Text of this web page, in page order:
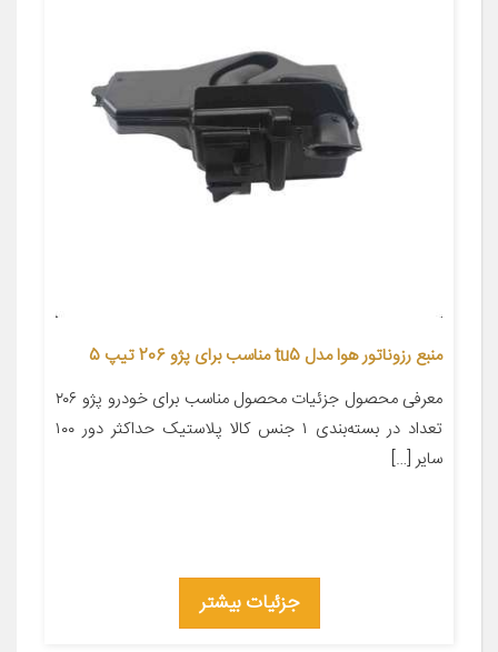
منبع رزوناتور هوا مدل tu5 مناسب برای پژو 206 تیپ 5
معرفی محصول جزئیات محصول مناسب برای خودرو پژو ۲۰۶
تعداد در بسته‌بندی ۱ جنس کالا پلاستیک حداکثر دور ۱۰۰
سایر […]
جزئیات بیشتر